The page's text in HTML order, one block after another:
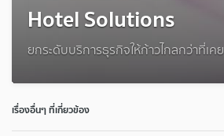
Hotel Solutions
ยกระดับบริการธุรกิจให้ก้าวไกลกว่าที่เคย
เรื่องอื่นๆ ที่เกี่ยวข้อง